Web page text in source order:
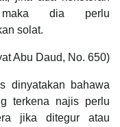
maka dia perlu
solat.
Abu Daud, No. 650)
dinyatakan bahawa
terkena najis perlu
jika ditegur atau